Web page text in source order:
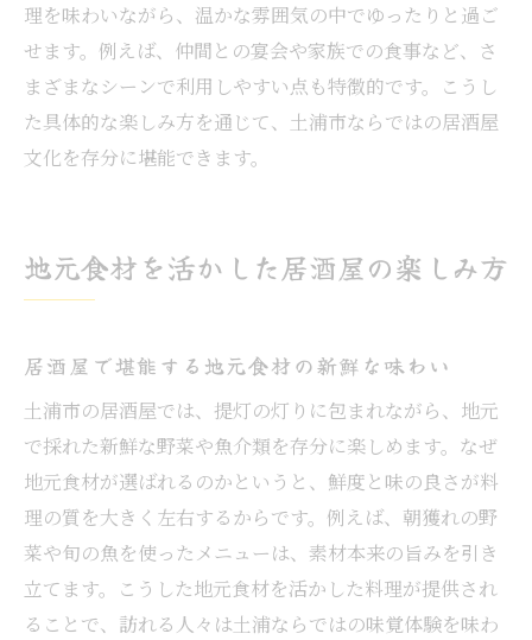
理を味わいながら、温かな雰囲気の中でゆったりと過ご
せます。例えば、仲間との宴会や家族での食事など、さ
まざまなシーンで利用しやすい点も特徴的です。こうし
た具体的な楽しみ方を通じて、土浦市ならではの居酒屋
文化を存分に堪能できます。
地元食材を活かした居酒屋の楽しみ方
居酒屋で堪能する地元食材の新鮮な味わい
土浦市の居酒屋では、提灯の灯りに包まれながら、地元
で採れた新鮮な野菜や魚介類を存分に楽しめます。なぜ
地元食材が選ばれるのかというと、鮮度と味の良さが料
理の質を大きく左右するからです。例えば、朝獲れの野
菜や旬の魚を使ったメニューは、素材本来の旨みを引き
立てます。こうした地元食材を活かした料理が提供され
ることで、訪れる人々は土浦ならではの味覚体験を味わ